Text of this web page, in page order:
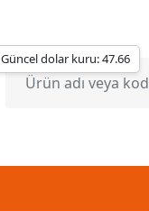
Güncel dolar kuru: 47.66